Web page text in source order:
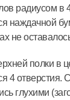
радиусом
наждачной
не
полки в
4 отверстия.
глухими